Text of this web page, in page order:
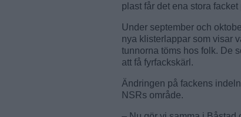
plast får det ena stora facket
Under september och
nya klisterlappar som visar
tunnorna töms hos folk. De
att få fyrfackskärl.
Ändringen på fackens
NSRs område.